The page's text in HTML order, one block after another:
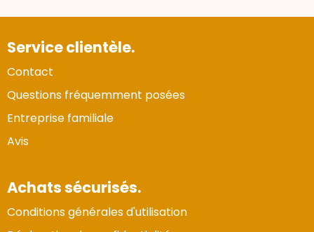
Service clientèle.
Contact
Questions fréquemment posées
Entreprise familiale
Avis
Achats sécurisés.
Conditions générales d'utilisation